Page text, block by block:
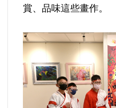
選舉/民調
觀光旅遊
賞、品味這些畫作。